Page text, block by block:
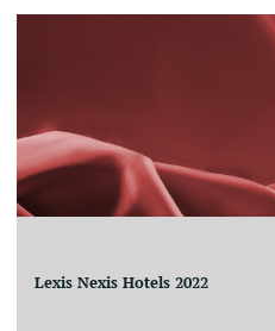
Lexis Nexis Hotels 2022